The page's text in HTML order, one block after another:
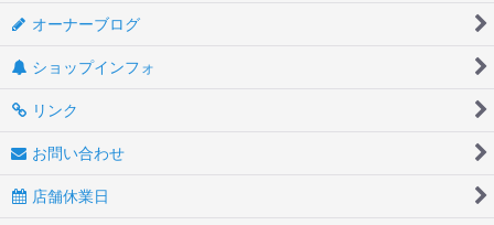
オーナーブログ
ショップインフォ
リンク
お問い合わせ
店舗休業日